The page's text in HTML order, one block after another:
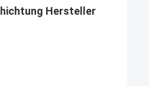
Hersteller